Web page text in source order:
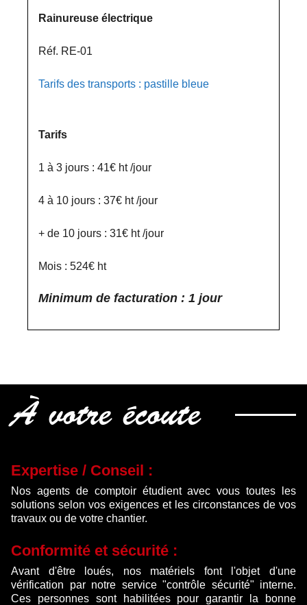
Rainureuse électrique
Réf. RE-01
Tarifs des transports : pastille bleue
Tarifs
1 à 3 jours : 41€ ht /jour
4 à 10 jours : 37€ ht /jour
+ de 10 jours : 31€ ht /jour
Mois : 524€ ht
Minimum de facturation : 1 jour
À votre écoute
Expertise / Conseil :
Nos agents de comptoir étudient avec vous toutes les
solutions selon vos exigences et les circonstances de vos
travaux ou de votre chantier.
Conformité et sécurité :
Avant d'être loués, nos matériels font l'objet d'une
vérification par notre service "contrôle sécurité" interne.
Ces personnes sont habilitées pour garantir la bonne